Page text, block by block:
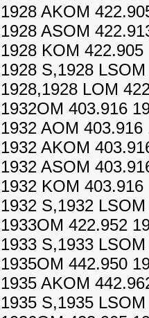
AKOM
ASOM
KOM
S,1928
LOM
403.916
AOM
AKOM
ASOM
KOM
S,1932
422.952
S,1933
442.950
AKOM
S,1935